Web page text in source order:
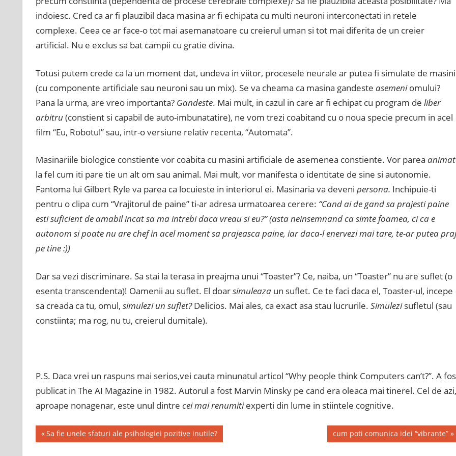
indoiesc. Cred ca ar fi plauzibil daca masina ar fi echipata cu multi neuroni interconectati in retele
complexe. Ceea ce ar face-o tot mai asemanatoare cu creierul uman si tot mai diferita de un creier
artificial. Nu e exclus sa bat campii cu gratie divina.
Totusi putem crede ca la un moment dat, undeva in viitor, procesele neurale ar putea fi simulate de masini
(cu componente artificiale sau neuroni sau un mix). Se va cheama ca masina gandeste asemeniomului?
Pana la urma, are vreo importanta? Gandeste. Mai mult, in cazul in care ar fi echipat cu program de liber
arbitru(constient si capabil de auto-imbunatatire), ne vom trezi coabitand cu o noua specie precum in acel
film “Eu, Robotul” sau, intr-o versiune relativ recenta, “Automata”.
Masinariile biologice constiente vor coabita cu masini artificiale de asemenea constiente. Vor parea
la fel cum iti pare tie un alt om sau animal. Mai mult, vor manifesta o identitate de sine si autonomie.
Fantoma lui Gilbert Ryle va parea ca locuieste in interiorul ei. Masinaria va deveni persona. Inchipuie-ti
pentru o clipa cum “Vrajitorul de paine” ti-ar adresa urmatoarea cerere: “Cand ai de gand sa prajesti paine
esti suficient de amabil incat sa ma intrebi daca vreau si eu?” (asta neinsemnand ca simte foamea, ci ca e
autonom si poate nu are chef in acel moment sa prajeasca paine, iar daca-l enervezi mai tare, te-ar putea
pe tine :))
Dar sa vezi discriminare. Sa stai la terasa in preajma unui “Toaster”? Ce, naiba, un “Toaster” nu are suflet (o
esenta transcendenta)! Oamenii au suflet. El doarsimuleazaun suflet. Ce te faci daca el, Toaster-ul, incepe
sa creada ca tu, omul, simulezi un suflet?Delicios. Mai ales, ca exact asa stau lucrurile. Simulezisufletul (sau
constiinta; ma rog, nu tu, creierul dumitale).
P.S. Daca vrei un raspuns mai serios,vei cauta minunatul articol “Why people think Computers can’t?”. A
publicat in The AI Magazine in 1982. Autorul a fost Marvin Minsky pe cand era oleaca mai tinerel. Cel de azi,
aproape nonagenar, este unul dintre cei mai renumitiexperti din lume in stiintele cognitive.
Post
Previous
Post:
Sa fie unele sfaturi ale psihologiei pozitive inutile?
Next
Post:
cum poti comunica idei “vibrante”